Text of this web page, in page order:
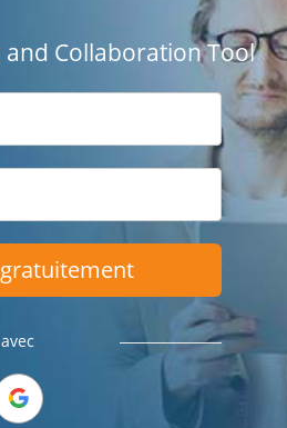
Collaboration Tool